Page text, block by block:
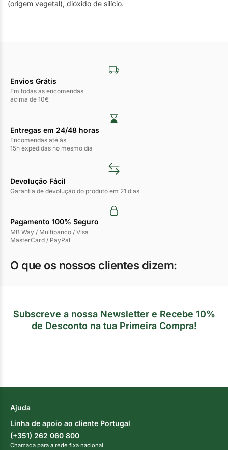
(origem vegetal), dióxido de silício.
Envios Grátis
Em todas as encomendas
acima de 10€
Entregas em 24/48 horas​
Encomendas até às
15h expedidas no mesmo dia
Devolução Fácil
Garantia de devolução do produto em 21 dias
Pagamento 100% Seguro
MB Way / Multibanco / Visa
MasterCard / PayPal
O que os nossos clientes dizem:
Subscreve a nossa Newsletter e Recebe 10%
de Desconto na tua Primeira Compra!
Ajuda
Linha de apoio ao cliente Portugal
(+351) 262 060 800
Chamada para a rede fixa nacional